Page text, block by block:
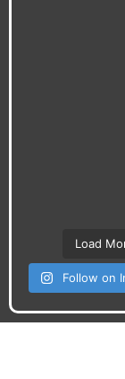
Load
Follow on